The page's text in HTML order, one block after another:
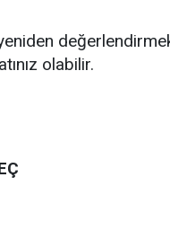
olabilir.